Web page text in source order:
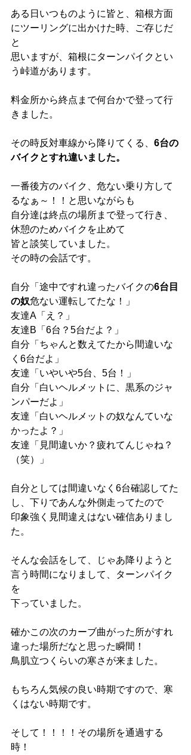
ある日いつものように皆と、箱根方面
にツーリングに出かけた時、ご存じだ
と
思いますが、箱根にターンパイクとい
う峠道があります。
料金所から終点まで何台かで登って行
きました。
その時反対車線から降りてくる、 6台の
バイクとすれ違いました。
一番後方のバイク、危ない乗り方して
るなぁ～！！と思いながらも
自分達は終点の場所まで登って行き、
休憩のためバイクを止めて
皆と談笑していました。
その時の会話です。
自分「途中ですれ違ったバイクの6台目
の奴危ない運転してたな！」
友達A「え？」
友達B「6台？5台だよ？」
自分「ちゃんと数えてたから間違いな
く6台だよ」
友達「いやいや5台、5台！」
自分「白いヘルメットに、黒系のジャ
ンパーだよ」
友達「白いヘルメットの奴なんていな
かったよ？」
友達「見間違いか？疲れてんじゃね？
（笑）」
自分としては間違いなく6台確認してた
し、下りであんな外側走ってたので
印象強く見間違えはない確信ありまし
た。
そんな会話をして、じゃあ降りようと
言う時間になりまして、ターンパイク
を
下っていました。
確かこの次のカーブ曲がった所がすれ
違った場所だなと思った瞬間！
鳥肌立つくらいの寒さが来ました。
もちろん気候の良い時期ですので、寒
くはない時期です。
そして！！！！その場所を通過する
時！